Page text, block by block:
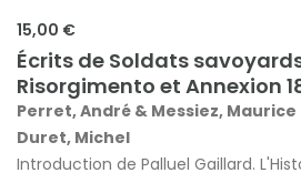
15,00 €
Écrits de Soldats
Risorgimento et Annexion
Perret, André & Messiez,
Duret, Michel
Introduction de Palluel Gaillard.